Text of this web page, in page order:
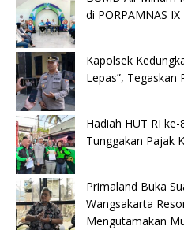
di PORPAMNAS IX
Kapolsek
Lepas”, Tegaskan
Hadiah HUT RI
Tunggakan Pajak
Primaland Buka
Wangsakarta
Mengutamakan